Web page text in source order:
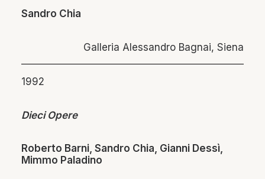
Sandro Chia
Galleria Alessandro Bagnai, Siena
1992
Dieci Opere
Roberto Barni, Sandro Chia, Gianni Dessì,
Mimmo Paladino